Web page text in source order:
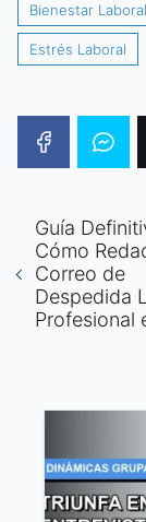
Bienestar Laboral
Estrés Laboral
Guía
Cómo
Correo de
Despedida
Profesional